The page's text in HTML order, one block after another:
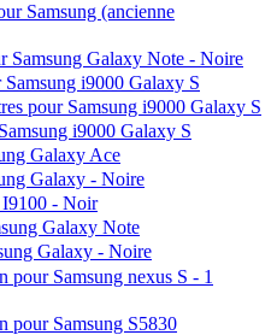
Samsung (ancienne
Samsung Galaxy Note - Noire
i9000 Galaxy S
pour Samsung i9000 Galaxy S
i9000 Galaxy S
Galaxy Ace
Galaxy - Noire
I9100 - Noir
Galaxy Note
Galaxy - Noire
Samsung nexus S - 1
pour Samsung S5830